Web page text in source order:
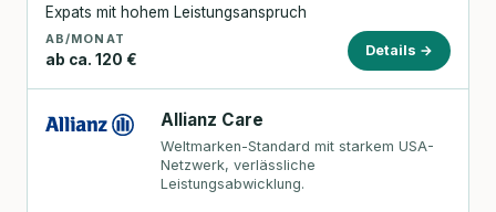
Expats mit hohem Leistungsanspruch
AB/MONAT
ab ca. 120 €
Details →
Allianz Care
Weltmarken-Standard mit starkem USA-
Netzwerk, verlässliche
Leistungsabwicklung.